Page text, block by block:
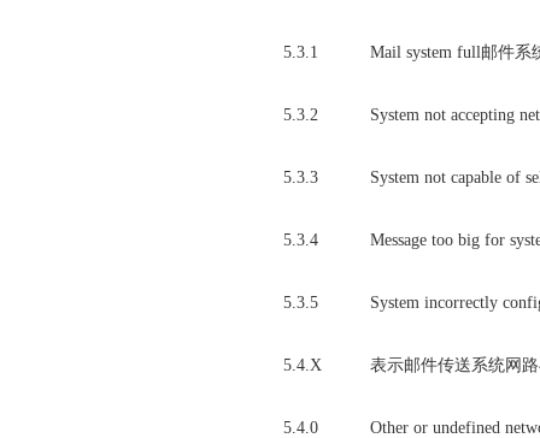
5.3.1 Mail system full邮件系
5.3.2 System not accepting
5.3.3 System not capable of
5.3.4 Message too big for
5.3.5 System incorrectly
5.4.X 表示邮件传送系统网
5.4.0 Other or undefined